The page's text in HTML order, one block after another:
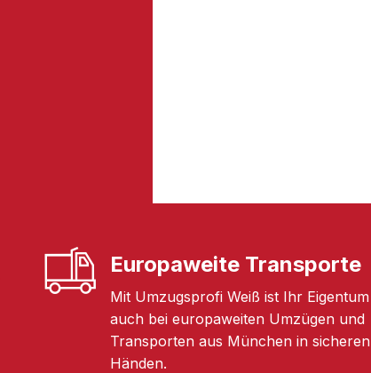
Europaweite Transporte
Mit Umzugsprofi Weiß ist Ihr Eigentum
auch bei europaweiten Umzügen und
Transporten aus München in sicheren
Händen.